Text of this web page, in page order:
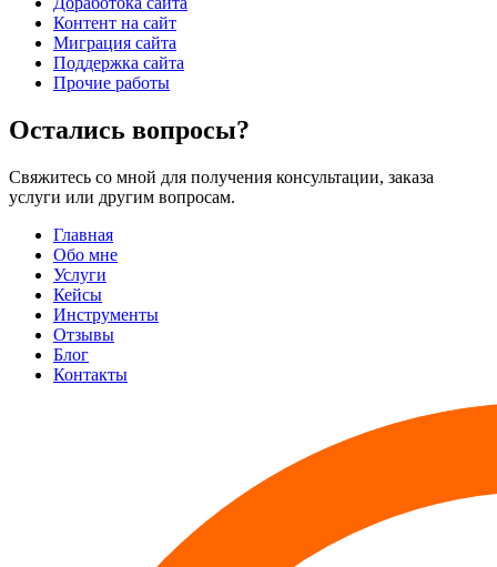
Контент на сайт
Миграция сайта
Поддержка сайта
Прочие работы
Остались вопросы?
Свяжитесь со мной для получения консультации, заказа
услуги или другим вопросам.
Главная
Обо мне
Услуги
Кейсы
Инструменты
Отзывы
Блог
Контакты